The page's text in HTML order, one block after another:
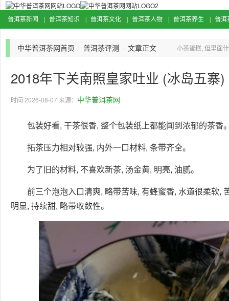
普洱茶新闻 普洱茶知识 普洱茶文化 普洱茶人物 普洱茶养生 普洱
中华普洱茶网首页 普洱茶评测 文章正文
小茶蛋糕, 但里面
2018年下关南照皇家吐业 (冰岛五寨
时间:2026-08-07 来源： 中华普洱茶网
包装好看, 干茶很香, 整个包装纸上都能闻到浓郁的茶香
拓茶压力相对较强, 内外一口材料, 条带齐全。
为了旧的材料, 不喜欢新茶, 汤金黄, 明亮, 油腻。
前三个泡泡入口清爽, 略带苦味, 有蜂蜜香, 水道很柔软,
明显, 持续甜, 略带收敛性。